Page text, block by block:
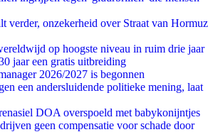
verder, onzekerheid over Straat van Hormuz
op hoogste niveau in ruim drie jaar
jaar een gratis uitbreiding
2026/2027 is begonnen
een andersluidende politieke mening, laat
DOA overspoeld met babykonijntjes
geen compensatie voor schade door